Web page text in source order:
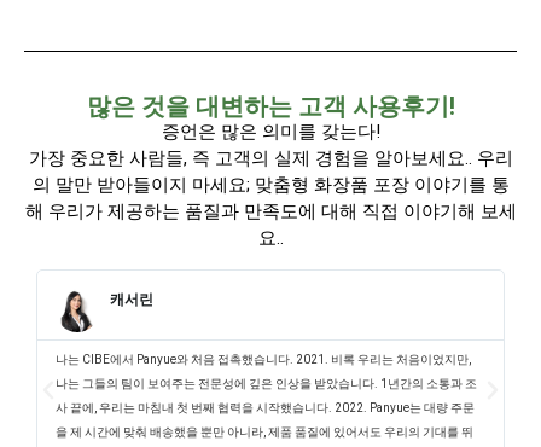
많은 것을 대변하는 고객 사용후기!
증언은 많은 의미를 갖는다!
가장 중요한 사람들, 즉 고객의 실제 경험을 알아보세요.. 우리
의 말만 받아들이지 마세요; 맞춤형 화장품 포장 이야기를 통
해 우리가 제공하는 품질과 만족도에 대해 직접 이야기해 보세
요..
캐서린
나는 CIBE에서 Panyue와 처음 접촉했습니다. 2021. 비록 우리는 처음이었지만,
나는 그들의 팀이 보여주는 전문성에 깊은 인상을 받았습니다. 1년간의 소통과 조
사 끝에, 우리는 마침내 첫 번째 협력을 시작했습니다. 2022. Panyue는 대량 주문
을 제 시간에 맞춰 배송했을 뿐만 아니라, 제품 품질에 있어서도 우리의 기대를 뛰